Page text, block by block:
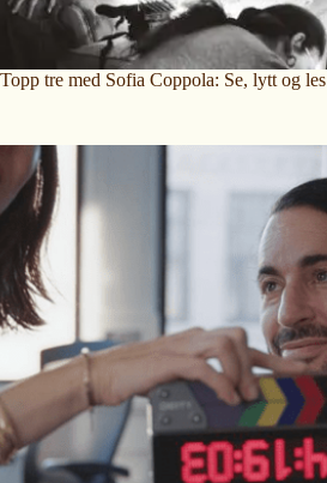
Topp tre med Sofia Coppola: Se, lytt og les